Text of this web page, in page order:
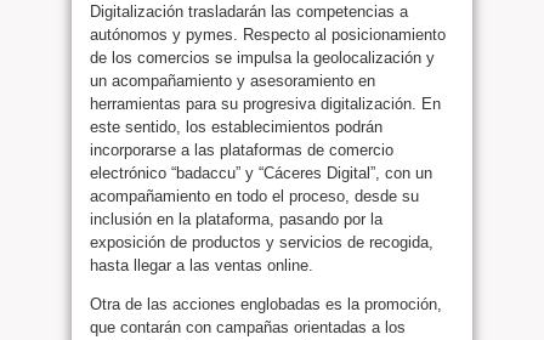
Digitalización trasladarán las competencias a
autónomos y pymes. Respecto al posicionamiento
de los comercios se impulsa la geolocalización y
un acompañamiento y asesoramiento en
herramientas para su progresiva digitalización. En
este sentido, los establecimientos podrán
incorporarse a las plataformas de comercio
electrónico “badaccu” y “Cáceres Digital”, con un
acompañamiento en todo el proceso, desde su
inclusión en la plataforma, pasando por la
exposición de productos y servicios de recogida,
hasta llegar a las ventas online.
Otra de las acciones englobadas es la promoción,
que contarán con campañas orientadas a los